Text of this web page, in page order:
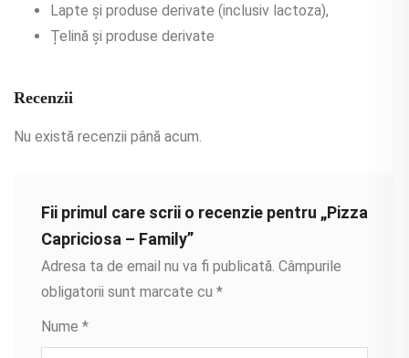
Lapte și produse derivate (inclusiv lactoza),
Țelină și produse derivate
Recenzii
Nu există recenzii până acum.
Fii primul care scrii o recenzie pentru „Pizza
Capriciosa – Family”
Adresa ta de email nu va fi publicată. Câmpurile
obligatorii sunt marcate cu *
Nume *